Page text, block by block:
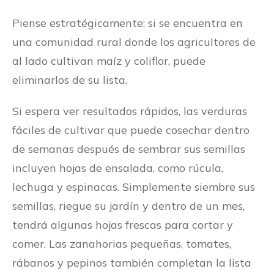
Piense estratégicamente: si se encuentra en
una comunidad rural donde los agricultores de
al lado cultivan maíz y coliflor, puede
eliminarlos de su lista.
Si espera ver resultados rápidos, las verduras
fáciles de cultivar que puede cosechar dentro
de semanas después de sembrar sus semillas
incluyen hojas de ensalada, como rúcula,
lechuga y espinacas. Simplemente siembre sus
semillas, riegue su jardín y dentro de un mes,
tendrá algunas hojas frescas para cortar y
comer. Las zanahorias pequeñas, tomates,
rábanos y pepinos también completan la lista